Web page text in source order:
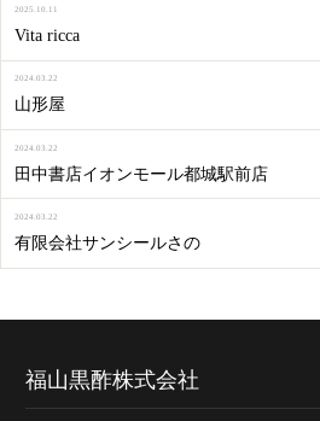
Vita ricca
2025.10.11
山形屋
2024.03.22
田中書店イオンモール都城駅前店
2024.03.22
有限会社サンシールさの
2024.03.22
福山黒酢株式会社